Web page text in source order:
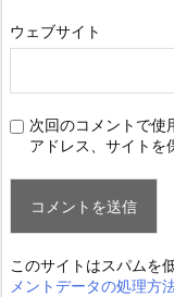
ウェブサイト
次回のコメントで使
アドレス、サイトを
このサイトはスパムを
メントデータの処理方